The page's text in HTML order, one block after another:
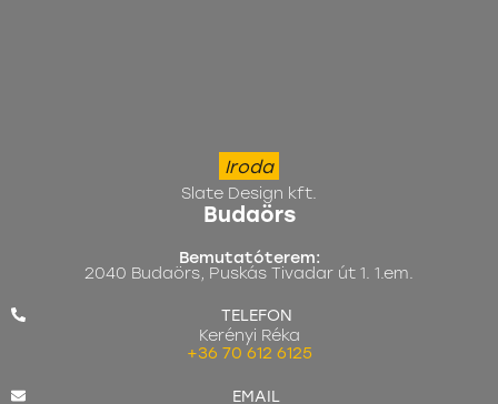
Iroda
Slate Design kft.
Budaörs
Bemutatóterem:
2040 Budaörs, Puskás Tivadar út 1. 1.em.
TELEFON
Kerényi Réka
+36 70 612 6125
EMAIL